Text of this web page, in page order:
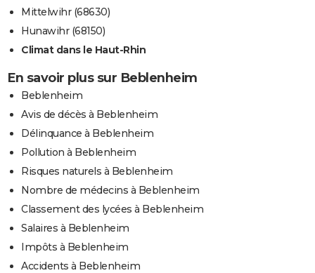
Mittelwihr (68630)
Hunawihr (68150)
Climat dans le Haut-Rhin
En savoir plus sur Beblenheim
Beblenheim
Avis de décès à Beblenheim
Délinquance à Beblenheim
Pollution à Beblenheim
Risques naturels à Beblenheim
Nombre de médecins à Beblenheim
Classement des lycées à Beblenheim
Salaires à Beblenheim
Impôts à Beblenheim
Accidents à Beblenheim